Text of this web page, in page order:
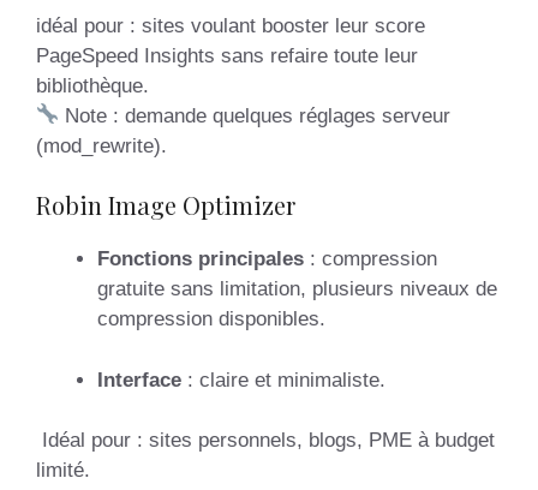
idéal pour : sites voulant booster leur score
PageSpeed Insights sans refaire toute leur
bibliothèque.
Note : demande quelques réglages serveur
(mod_rewrite).
Robin Image Optimizer
Fonctions principales : compression
gratuite sans limitation, plusieurs niveaux de
compression disponibles.
Interface : claire et minimaliste.
Idéal pour : sites personnels, blogs, PME à budget
limité.